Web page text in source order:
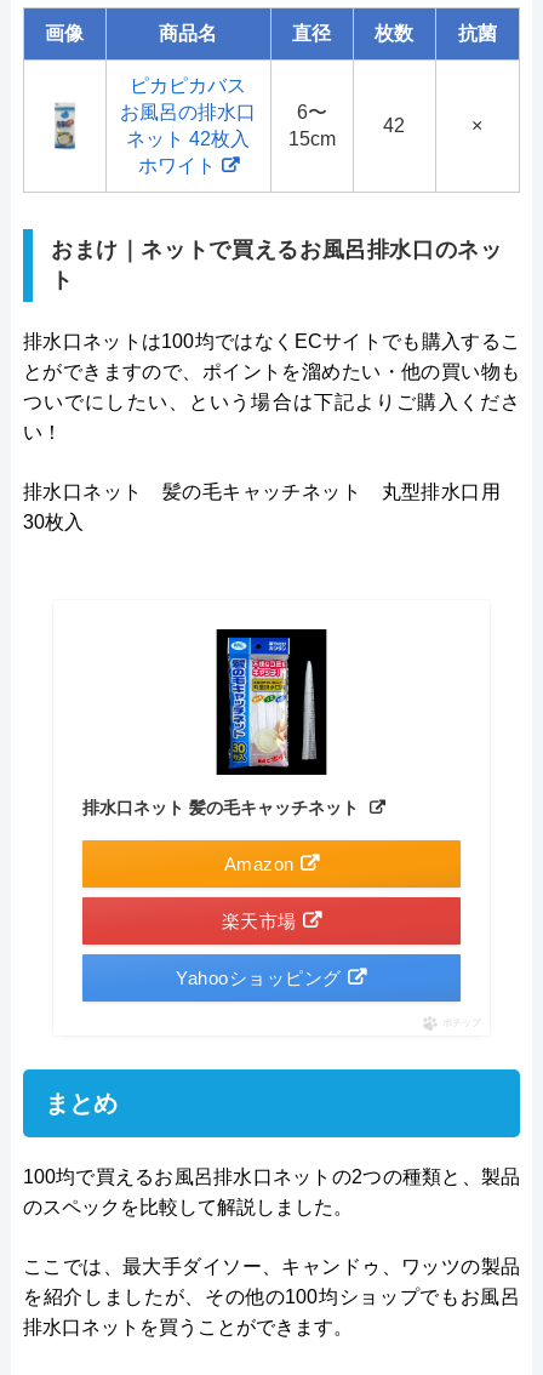
画像 商品名 直径 枚数 抗菌
ピカピカバス
お風呂の排水口
ネット 42枚入
ホワイト
6〜
15cm
42 ×
おまけ｜ネットで買えるお風呂排水口のネッ
ト
排水口ネットは100均ではなくECサイトでも購入するこ
とができますので、ポイントを溜めたい・他の買い物も
ついでにしたい、という場合は下記よりご購入くださ
い！
排水口ネット 髪の毛キャッチネット 丸型排水口用
30枚入
排水口ネット 髪の毛キャッチネット
Amazon
楽天市場
Yahooショッピング
ポチップ
まとめ
100均で買えるお風呂排水口ネットの2つの種類と、製品
のスペックを比較して解説しました。
ここでは、最大手ダイソー、キャンドゥ、ワッツの製品
を紹介しましたが、その他の100均ショップでもお風呂
排水口ネットを買うことができます。